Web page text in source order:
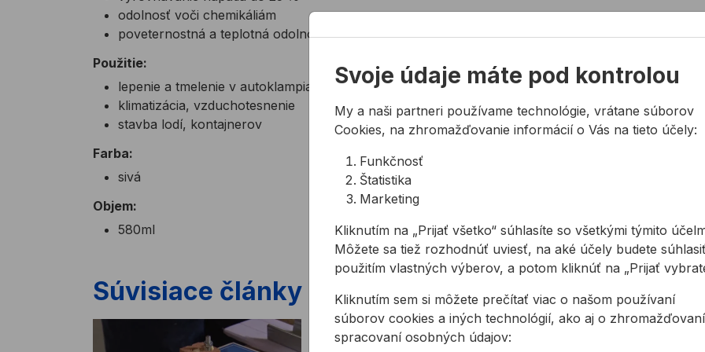
odolnosť voči chemikáliám
poveternostná a teplotná odolnosť (- 40°C až + 80°C)
Použitie:
lepenie a tmelenie v autoklampiarstve
klimatizácia, vzduchotesnenie
stavba lodí, kontajnerov
Farba:
sivá
Objem:
580ml
Súvisiace články
Svoje údaje máte pod kontrolou
My a naši partneri používame technológie, vrátane súborov
Cookies, na zhromažďovanie informácií o Vás na tieto účely:
Funkčnosť
Štatistika
Marketing
Kliknutím na „Prijať všetko“ súhlasíte so všetkými týmito
Môžete sa tiež rozhodnúť uviesť, na aké účely budete
použitím vlastných výberov, a potom kliknúť na „Prijať
Kliknutím sem si môžete prečítať viac o našom používaní
súborov cookies a iných technológií, ako aj o
spracovaní osobných údajov: